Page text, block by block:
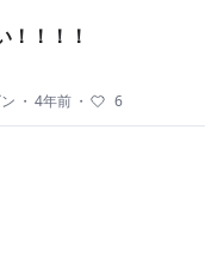
！！！！
・ 4年前 ・ 6